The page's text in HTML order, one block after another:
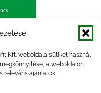
Kft. weboldala sütiket használ
a weboldalon
releváns ajánlatok